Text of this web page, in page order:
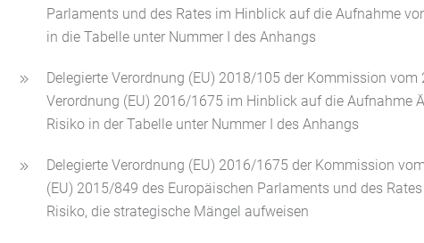
Parlaments und des Rates im Hinblick auf die Aufnahme
in die Tabelle unter Nummer I des Anhangs
Delegierte Verordnung (EU) 2018/105 der Kommission
Verordnung (EU) 2016/1675 im Hinblick auf die Aufnahme
Risiko in der Tabelle unter Nummer I des Anhangs
Delegierte Verordnung (EU) 2016/1675 der Kommission
(EU) 2015/849 des Europäischen Parlaments und des
Risiko, die strategische Mängel aufweisen